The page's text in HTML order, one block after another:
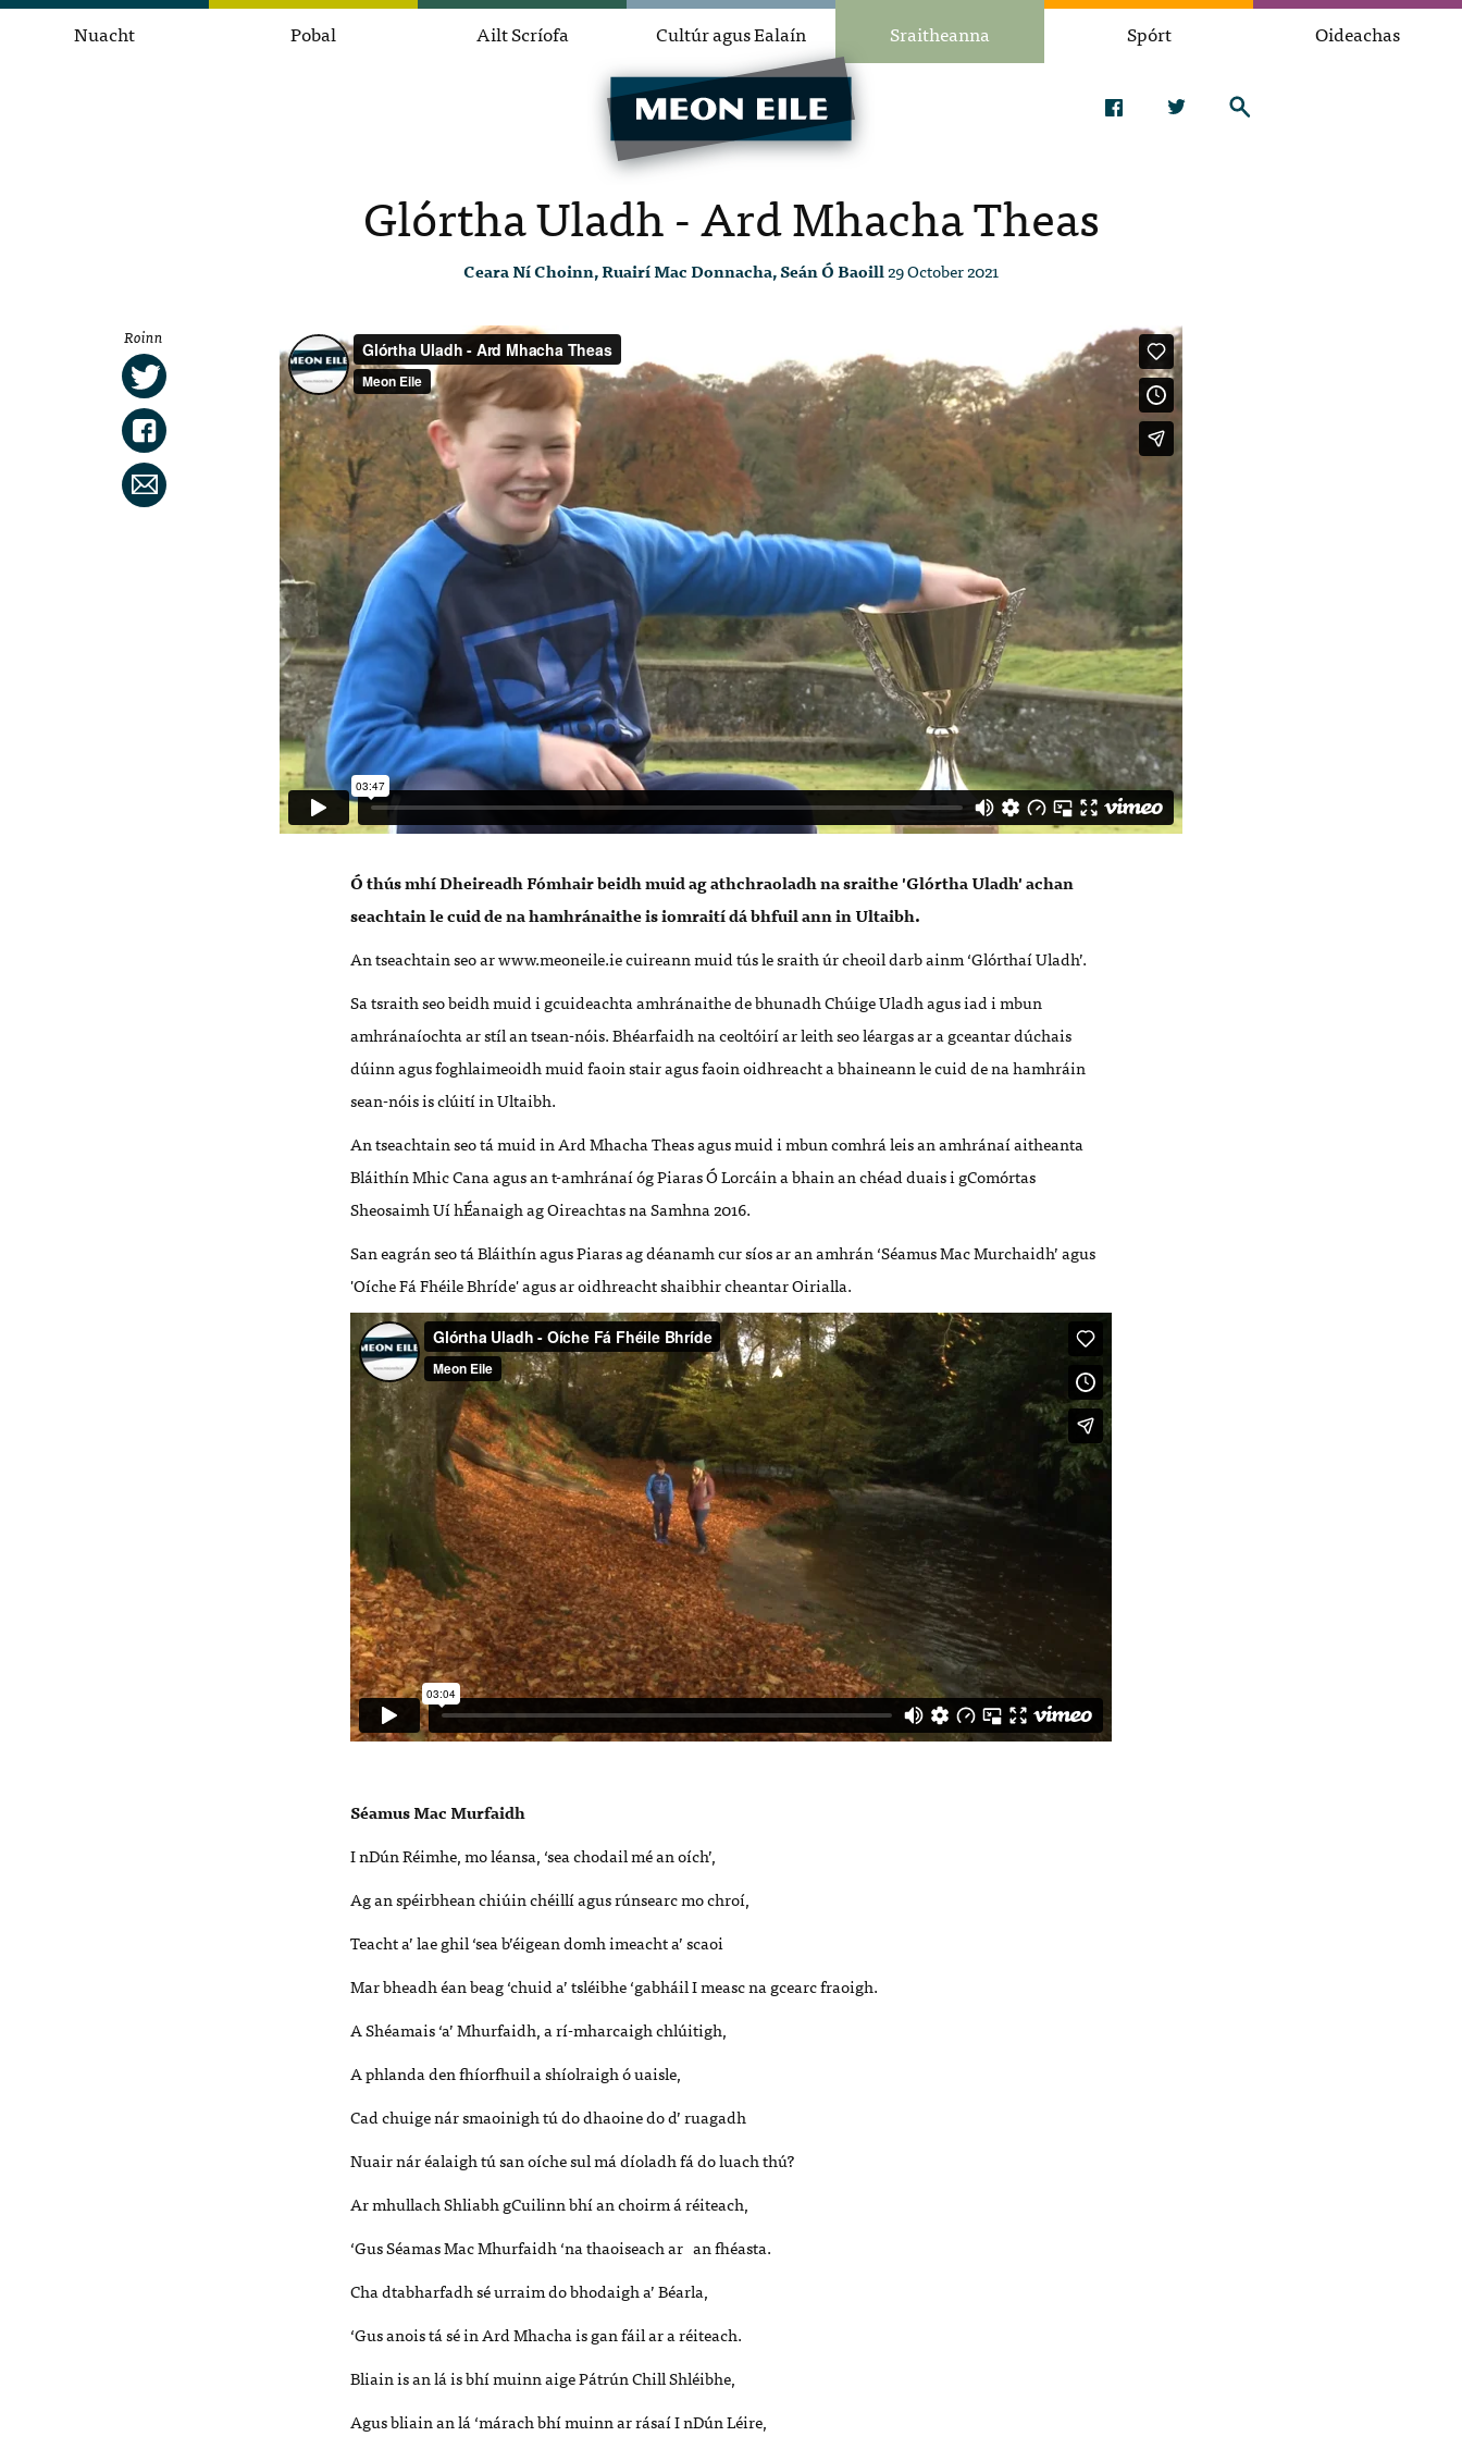
Nuacht Pobal Ailt Scríofa Cultúr agus Ealaín Sraitheanna Spórt Oideachas
Glórtha Uladh - Ard Mhacha Theas
Ceara Ní Choinn, Ruairí Mac Donnacha, Seán Ó Baoill29 October 2021
Roinn
Ó thús mhí Dheireadh Fómhair beidh muid ag athchraoladh na sraithe 'Glórtha Uladh' achan
seachtain le cuid de na hamhránaithe is iomraití dá bhfuil ann in Ultaibh.
An tseachtain seo ar www.meoneile.ie cuireann muid tús le sraith úr cheoil darb ainm ‘Glórthaí Uladh’.
Sa tsraith seo beidh muid i gcuideachta amhránaithe de bhunadh Chúige Uladh agus iad i mbun
amhránaíochta ar stíl an tsean-nóis. Bhéarfaidh na ceoltóirí ar leith seo léargas ar a gceantar dúchais
dúinn agus foghlaimeoidh muid faoin stair agus faoin oidhreacht a bhaineann le cuid de na hamhráin
sean-nóis is clúití in Ultaibh.
An tseachtain seo tá muid in Ard Mhacha Theas agus muid i mbun comhrá leis an amhránaí aitheanta
Bláithín Mhic Cana agus an t-amhránaí óg Piaras Ó Lorcáin a bhain an chéad duais i gComórtas
Sheosaimh Uí hÉanaigh ag Oireachtas na Samhna 2016.
San eagrán seo tá Bláithín agus Piaras ag déanamh cur síos ar an amhrán ‘Séamus Mac Murchaidh’ agus
'Oíche Fá Fhéile Bhríde' agus ar oidhreacht shaibhir cheantar Oirialla.
Séamus Mac Murfaidh
I nDún Réimhe, mo léansa, ‘sea chodail mé an oích’,
Ag an spéirbhean chiúin chéillí agus rúnsearc mo chroí,
Teacht a’ lae ghil ‘sea b’éigean domh imeacht a’ scaoi
Mar bheadh éan beag ‘chuid a’ tsléibhe ‘gabháil I measc na gcearc fraoigh.
A Shéamais ‘a’ Mhurfaidh, a rí-mharcaigh chlúitigh,
A phlanda den fhíorfhuil a shíolraigh ó uaisle,
Cad chuige nár smaoinigh tú do dhaoine do d’ ruagadh
Nuair nár éalaigh tú san oíche sul má díoladh fá do luach thú?
Ar mhullach Shliabh gCuilinn bhí an choirm á réiteach,
‘Gus Séamas Mac Mhurfaidh ‘na thaoiseach ar an fhéasta.
Cha dtabharfadh sé urraim do bhodaigh a’ Béarla,
‘Gus anois tá sé in Ard Mhacha is gan fáil ar a réiteach.
Bliain is an lá is bhí muinn aige Pátrún Chill Shléibhe,
Agus bliain an lá ‘márach bhí muinn ar rásaí I nDún Léire,